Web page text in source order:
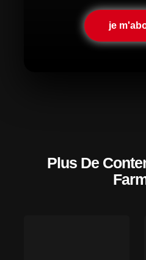
je
Plus De